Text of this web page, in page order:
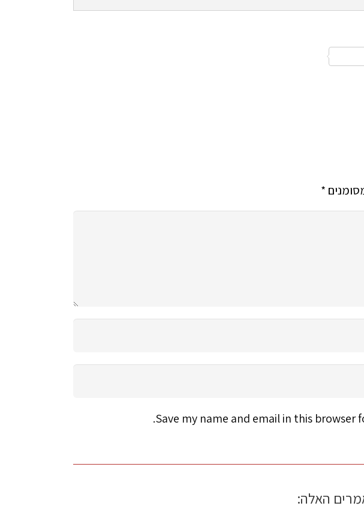
*
Save my name and email in this
האלה: